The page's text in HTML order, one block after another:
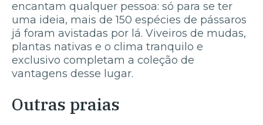
encantam qualquer pessoa: só para se ter
uma ideia, mais de 150 espécies de pássaros
já foram avistadas por lá. Viveiros de mudas,
plantas nativas e o clima tranquilo e
exclusivo completam a coleção de
vantagens desse lugar.
Outras praias